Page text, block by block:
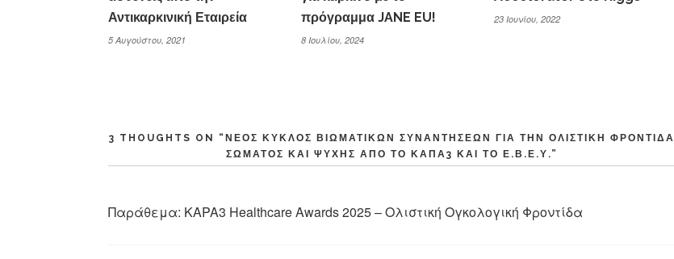
Αντικαρκινική Εταιρεία
5 Αυγούστου, 2021
πρόγραμμα JANE EU!
8 Ιουλίου, 2024
23 Ιουνίου, 2022
3 THOUGHTS ON “ ΝΈΟΣ ΚΎΚΛΟΣ ΒΙΩΜΑΤΙΚΏΝ ΣΥΝΑΝΤΉΣΕΩΝ ΓΙΑ ΤΗΝ ΟΛΙΣΤΙΚΉ ΦΡΟΝΤΊΔΑ
ΣΏΜΑΤΟΣ ΚΑΙ ΨΥΧΉΣ ΑΠΌ ΤΟ ΚΑΠΑ3 ΚΑΙ ΤΟ Ε.Β.Ε.Υ.”
Παράθεμα: KAPA3 Healthcare Awards 2025 – Ολιστική Ογκολογική Φροντίδα